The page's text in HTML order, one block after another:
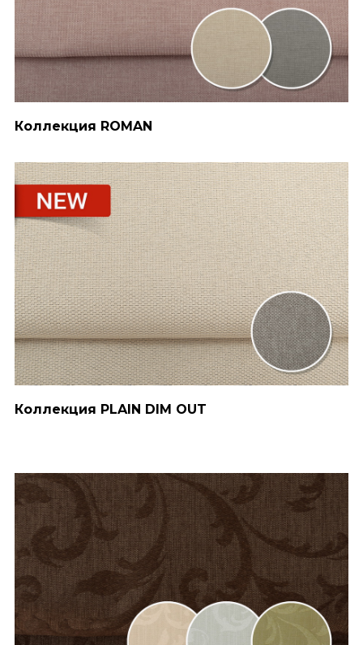
Коллекция ROMAN
Коллекция PLAIN DIM OUT